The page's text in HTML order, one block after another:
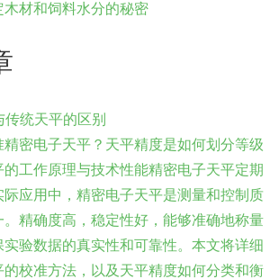
木材和饲料水分的秘密
统天平的区别
密电子天平？天平精度是如何划分等级
工作原理与技术性能精密电子天平定期
应用中，精密电子天平是测量和控制质
精确度高，稳定性好，能够准确地称量
验数据的真实性和可靠性。本文将详细
校准方法，以及天平精度如何分类和衡